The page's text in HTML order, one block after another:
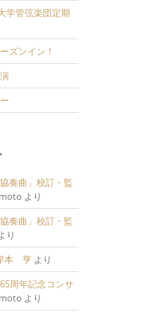
学管弦楽団定期
ズンイン！
奏曲」校訂・監
より
奏曲」校訂・監
り
本 亨 より
周年記念コンサ
より